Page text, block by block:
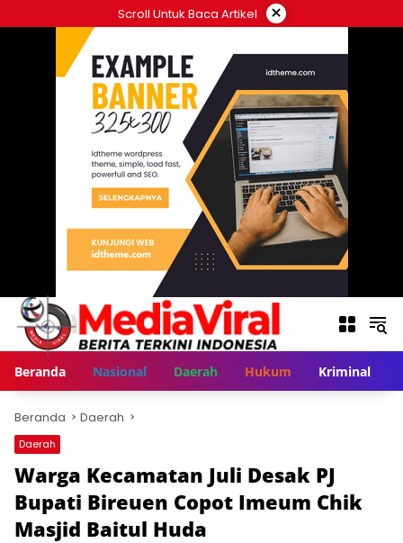
ke
Scroll Untuk Baca Artikel ×
Beranda Nasional Daerah Hukum Kriminal
Beranda Daerah
Daerah
Warga Kecamatan Juli Desak PJ
Bupati Bireuen Copot Imeum Chik
Masjid Baitul Huda